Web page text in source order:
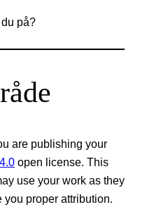
på?
are publishing your
open license. This
use your work as they
proper attribution.